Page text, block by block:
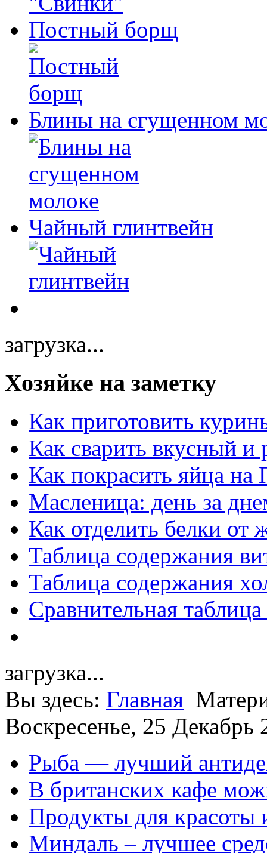
Постный борщ
Блины на сгущенном
Чайный глинтвейн
загрузка...
Хозяйке на заметку
Как приготовить
Как сварить вкусный и
Как покрасить яйца на
Масленица: день за
Как отделить белки от
Таблица содержания
Таблица содержания
Сравнительная
загрузка...
Вы здесь: Главная
Воскресенье, 25 Декабрь
Рыба — лучший
В британских кафе
Продукты для красоты
Миндаль – лучшее